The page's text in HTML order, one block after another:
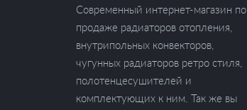
Современный интернет-магазин по
продаже радиаторов отопления,
внутрипольных конвекторов,
чугунных радиаторов ретро стиля,
полотенцесушителей и
комплектующих к ним. Так же вы